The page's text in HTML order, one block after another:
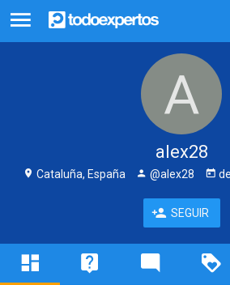
alex28
Cataluña, España @alex28
SEGUIR